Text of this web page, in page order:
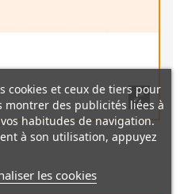
cookies et ceux de tiers pour
montrer des publicités liées à
habitudes de navigation.
à son utilisation, appuyez
les cookies